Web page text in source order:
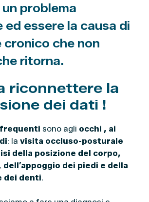
problema
ed essere la causa di
cronico che non
ritorna.
riconnettere la
dei dati !
sono agli occhi , ai
: la visita occluso-posturale
della posizione del corpo,
dei piedi e della
dei denti.